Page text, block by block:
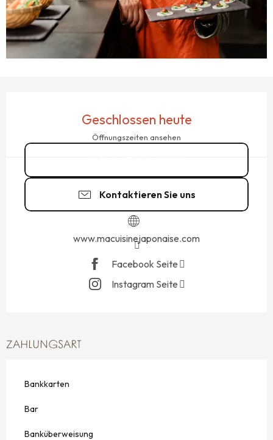
Geschlossen heute
Öffnungszeiten ansehen
Kontaktieren Sie uns
www.macuisinejaponaise.com
Facebook Seite
Instagram Seite
ZAHLUNGSART
Bankkarten
Bar
Banküberweisung